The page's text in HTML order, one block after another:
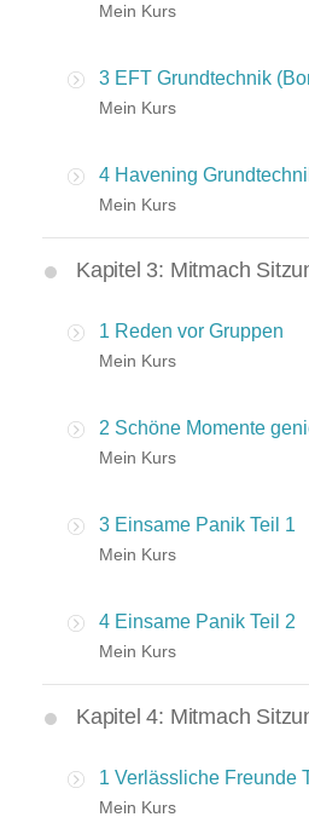
Mein Kurs
3 EFT Grundtechnik
Mein Kurs
4 Havening
Mein Kurs
Kapitel 3: Mitmach
1 Reden vor Gruppen
Mein Kurs
2 Schöne Momente
Mein Kurs
3 Einsame Panik Teil 1
Mein Kurs
4 Einsame Panik Teil 2
Mein Kurs
Kapitel 4: Mitmach
1 Verlässliche Freunde
Mein Kurs